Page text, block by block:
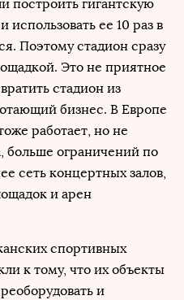
построить гигантскую
использовать ее 10 раз в
Поэтому стадион сразу
Это не приятное
стадион из
бизнес. В Европе
работает, но не
больше ограничений по
сеть концертных залов,
и арен
спортивных
к тому, что их объекты
и